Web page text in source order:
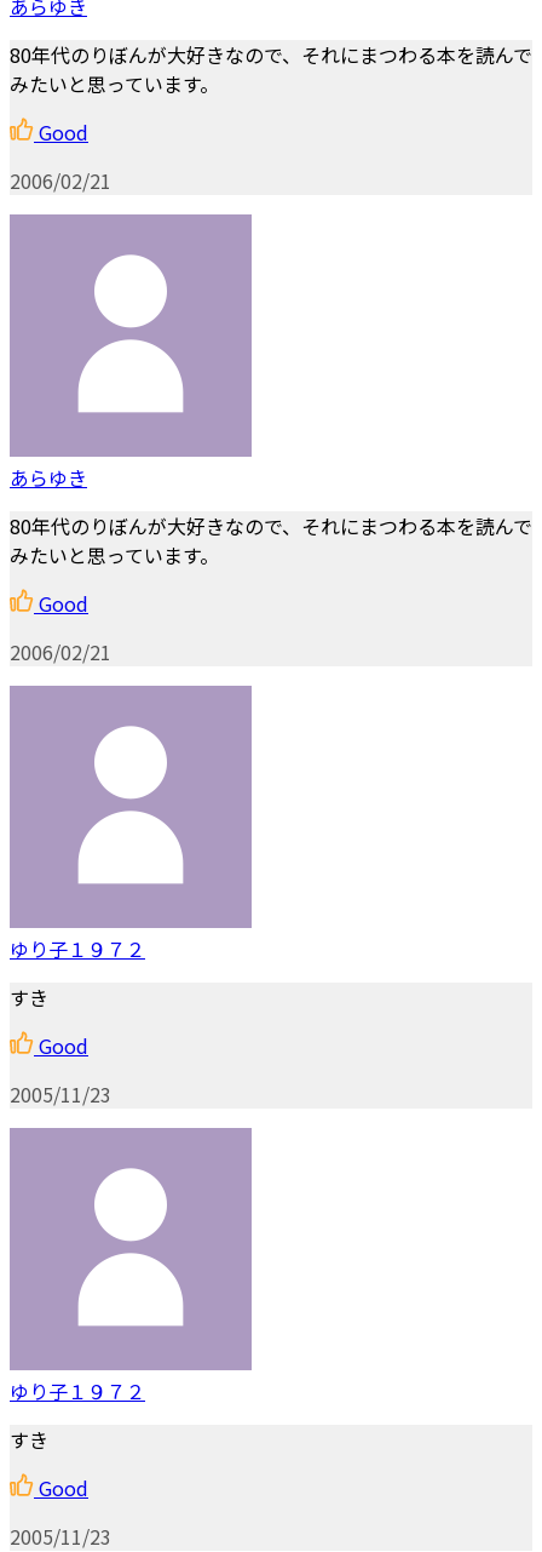
80年代のりぼんが大好きなので、それにまつわる本を読んで
みたいと思っています。
Good
2006/02/21
あらゆき
80年代のりぼんが大好きなので、それにまつわる本を読んで
みたいと思っています。
Good
2006/02/21
ゆり子１９７２
すき
Good
2005/11/23
ゆり子１９７２
すき
Good
2005/11/23